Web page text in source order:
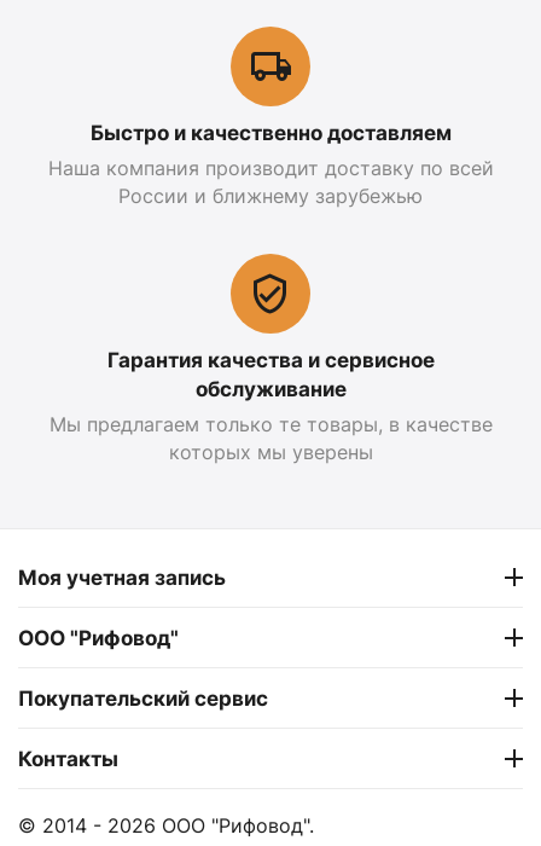
Быстро и качественно доставляем
Наша компания производит доставку по всей
России и ближнему зарубежью
Гарантия качества и сервисное
обслуживание
Мы предлагаем только те товары, в качестве
которых мы уверены
Моя учетная запись
ООО "Рифовод"
Покупательский сервис
Контакты
© 2014 - 2026 ООО "Рифовод".